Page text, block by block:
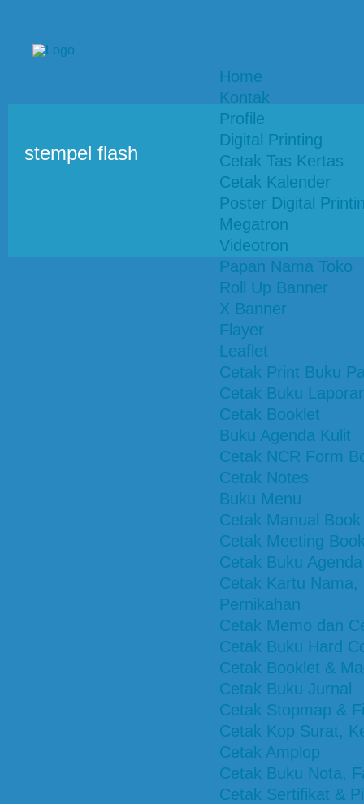
Home
Kontak
Profile
Digital Printing
Cetak Tas Kertas
Cetak Kalender
Poster Digital
Megatron
Videotron
Papan Nama Toko
Roll Up Banner
X Banner
Flayer
Leaflet
Cetak Print Buku
Cetak Buku
Cetak Booklet
Buku Agenda Kulit
Cetak NCR Form
Cetak Notes
Buku Menu
Cetak Manual Book
Cetak Meeting
Cetak Buku
Cetak Kartu
Pernikahan
Cetak Memo dan
Cetak Buku Hard
Cetak Booklet &
Cetak Buku Jurnal
Cetak Stopmap &
Cetak Kop Surat,
Cetak Amplop
Cetak Buku Nota,
Cetak Sertifikat &
stempel flash